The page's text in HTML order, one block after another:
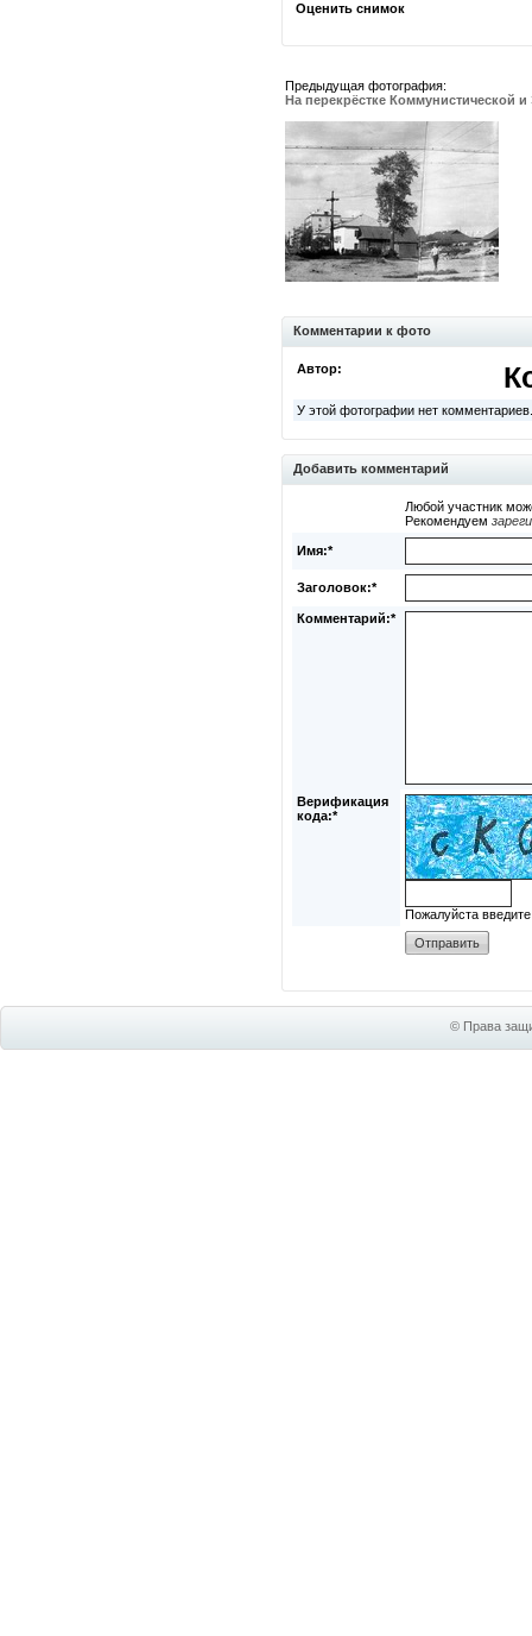
Оценить снимок
Предыдущая фотография:
На перекрёстке Коммунистической
Комментарии к фото
Автор:
У этой фотографии нет комментариев.
Добавить комментарий
Любой участник
Рекомендуем
Имя:*
Заголовок:*
Комментарий:*
Верификация
кода:*
Пожалуйста
© Права